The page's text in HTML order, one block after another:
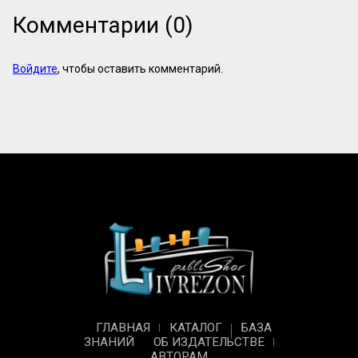
Комментарии (0)
Войдите, чтобы оставить комментарий.
ГЛАВНАЯ КАТАЛОГ
БАЗА
ЗНАНИЙ
ОБ ИЗДАТЕЛЬСТВЕ